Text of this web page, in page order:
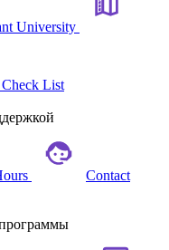
University
List
Contact